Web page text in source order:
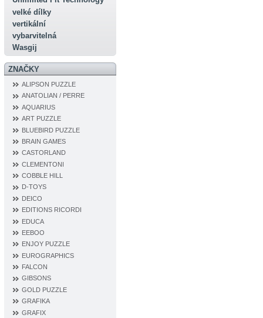
velké dílky
vertikální
vybarvitelná
Wasgij
ZNAČKY
ALIPSON PUZZLE
ANATOLIAN / PERRE
AQUARIUS
ART PUZZLE
BLUEBIRD PUZZLE
BRAIN GAMES
CASTORLAND
CLEMENTONI
COBBLE HILL
D‐TOYS
DEICO
EDITIONS RICORDI
EDUCA
EEBOO
ENJOY PUZZLE
EUROGRAPHICS
FALCON
GIBSONS
GOLD PUZZLE
GRAFIKA
GRAFIX